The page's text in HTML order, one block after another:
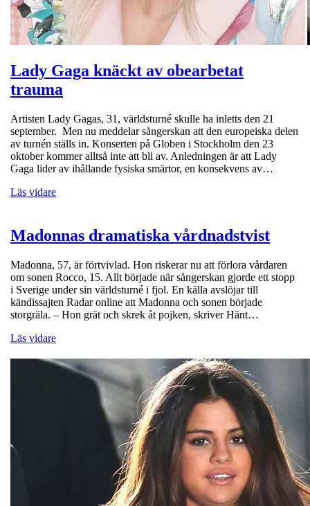
Lady Gaga knäckt av obearbetat
trauma
Artisten Lady Gagas, 31, världsturné skulle ha inletts den 21
september. Men nu meddelar sångerskan att den europeiska delen
av turnén ställs in. Konserten på Globen i Stockholm den 23
oktober kommer alltså inte att bli av. Anledningen är att Lady
Gaga lider av ihållande fysiska smärtor, en konsekvens av…
Läs vidare
Madonnas dramatiska vårdnadstvist
Madonna, 57, är förtvivlad. Hon riskerar nu att förlora vårdaren
om sonen Rocco, 15. Allt började när sångerskan gjorde ett stopp
i Sverige under sin världsturné i fjol. En källa avslöjar till
kändissajten Radar online att Madonna och sonen började
storgräla. – Hon grät och skrek åt pojken, skriver Hänt…
Läs vidare